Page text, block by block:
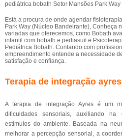
pediátrica bobath Setor Mansões Park
Está a procura de onde agendar
Park Way (Núcleo Bandeirante), Conheça
variadas que oferecemos, como Bobath
infantil com bobath e pediasuit e
Pediátrica Bobath. Contando com
empreendimento entende a necessidade
satisfação e confiança.
Terapia de integração ayres
A terapia de integração Ayres é um
dificuldades sensoriais, auxiliando na
estímulos do ambiente. Baseada na
melhorar a percepção sensorial, a